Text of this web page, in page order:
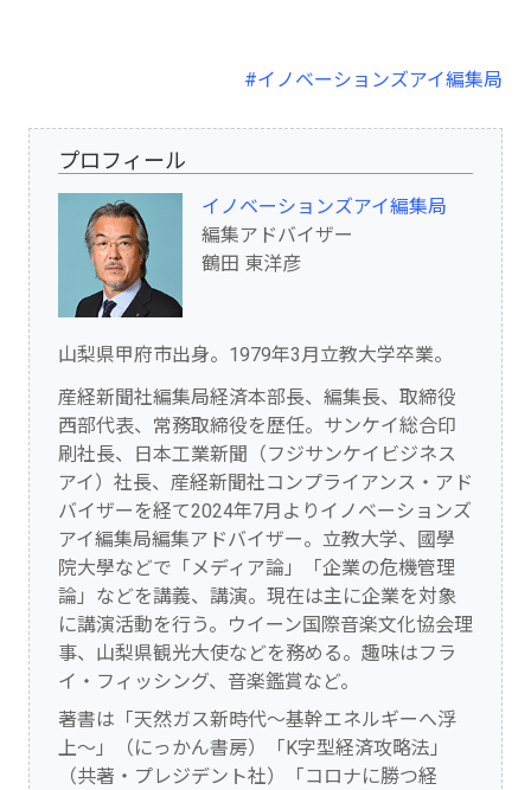
#イノベーションズアイ編集局
プロフィール
イノベーションズアイ編集局
編集アドバイザー
鶴田 東洋彦
山梨県甲府市出身。1979年3月立教大学卒業。
産経新聞社編集局経済本部長、編集長、取締役
西部代表、常務取締役を歴任。サンケイ総合印
刷社長、日本工業新聞（フジサンケイビジネス
アイ）社長、産経新聞社コンプライアンス・アド
バイザーを経て2024年7月よりイノベーションズ
アイ編集局編集アドバイザー。立教大学、國學
院大學などで「メディア論」「企業の危機管理
論」などを講義、講演。現在は主に企業を対象
に講演活動を行う。ウイーン国際音楽文化協会理
事、山梨県観光大使などを務める。趣味はフラ
イ・フィッシング、音楽鑑賞など。
著書は「天然ガス新時代～基幹エネルギーへ浮
上～」（にっかん書房）「K字型経済攻略法」
（共著・プレジデント社）「コロナに勝つ経